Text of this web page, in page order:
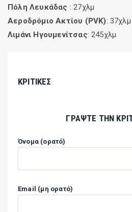
Πόλη Λευκάδας : 27χλμ
Αεροδρόμιο Ακτίου (PVK): 37χλμ
Λιμάνι Ηγουμενίτσας: 245χλμ
ΚΡΙΤΙΚΈΣ
ΓΡΆΨΤΕ ΤΗΝ
Όνομα (ορατό)
Email (μη ορατό)